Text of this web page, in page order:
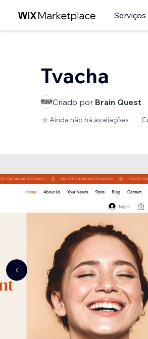
Serviços
Tvacha
Criado por Brain Quest
Ainda não há avaliações